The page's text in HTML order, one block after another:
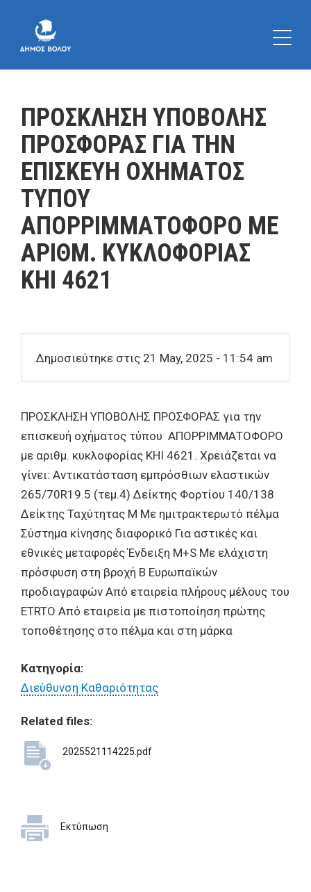
ΠΡΟΣΚΛΗΣΗ ΥΠΟΒΟΛΗΣ
ΠΡΟΣΦΟΡΑΣ ΓΙΑ ΤΗΝ
ΕΠΙΣΚΕΥΗ ΟΧΗΜΑΤΟΣ
ΤΥΠΟΥ
ΑΠΟΡΡΙΜΜΑΤΟΦΟΡΟ ΜΕ
ΑΡΙΘΜ. ΚΥΚΛΟΦΟΡΙΑΣ
ΚΗΙ 4621
Δημοσιεύτηκε στις 21 May, 2025 - 11:54 am
ΠΡΟΣΚΛΗΣΗ ΥΠΟΒΟΛΗΣ ΠΡΟΣΦΟΡΑΣ για την
επισκευή οχήματος τύπου ΑΠΟΡΡΙΜΜΑΤΟΦΟΡΟ
με αριθμ. κυκλοφορίας ΚΗΙ 4621. Χρειάζεται να
γίνει: Αντικατάσταση εμπρόσθιων ελαστικών
265/70R19.5 (τεμ.4) Δείκτης Φορτίου 140/138
Δείκτης Ταχύτητας Μ Με ημιτρακτερωτό πέλμα
Σύστημα κίνησης διαφορικό Για αστικές και
εθνικές μεταφορές Ένδειξη M+S Με ελάχιστη
πρόσφυση στη βροχή Β Ευρωπαϊκών
προδιαγραφών Από εταιρεία πλήρους μέλους του
ETRTO Από εταιρεία με πιστοποίηση πρώτης
τοποθέτησης στο πέλμα και στη μάρκα
Κατηγορία:
Διεύθυνση Καθαριότητας
Related files:
2025521114225.pdf
Εκτύπωση